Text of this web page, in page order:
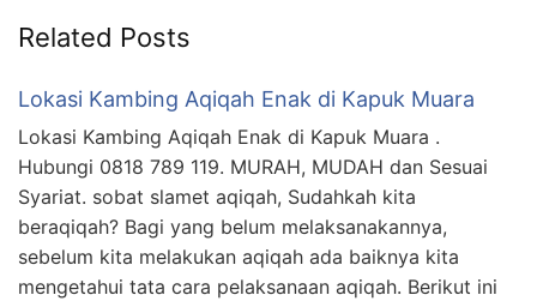
Related Posts
Lokasi Kambing Aqiqah Enak di Kapuk Muara
Lokasi Kambing Aqiqah Enak di Kapuk Muara .
Hubungi 0818 789 119. MURAH, MUDAH dan Sesuai
Syariat. sobat slamet aqiqah, Sudahkah kita
beraqiqah? Bagi yang belum melaksanakannya,
sebelum kita melakukan aqiqah ada baiknya kita
mengetahui tata cara pelaksanaan aqiqah. Berikut ini